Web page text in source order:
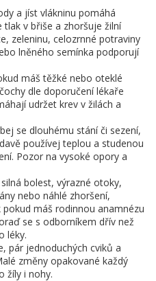
a jíst vlákninu pomáhá
tlak v břiše a zhoršuje žilní
zeleninu, celozrnné potraviny
lněného semínka podporují
máš těžké nebo oteklé
dle doporučení lékaře
udržet krev v žilách a
se dlouhému stání či sezení,
používej teplou a studenou
Pozor na vysoké opory a
bolest, výrazné otoky,
nebo náhlé zhoršení,
máš rodinnou anamnézu
se s odborníkem dřív než
léky.
pár jednoduchých cviků a
změny opakované každý
žíly i nohy.